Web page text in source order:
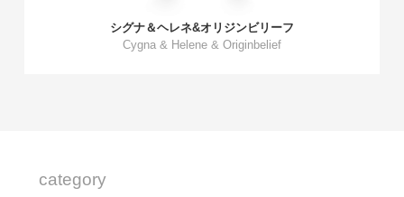
シグナ＆ヘレネ&オリジンビリーフ
Cygna & Helene & Originbelief
category